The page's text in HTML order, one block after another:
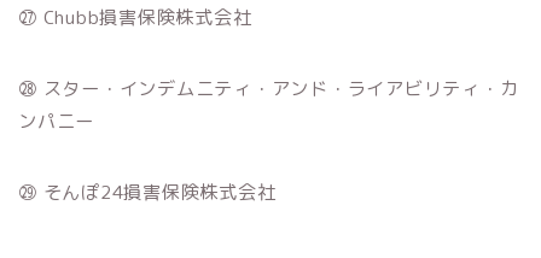
㉗ Chubb損害保険株式会社
㉘ スター・インデムニティ・アンド・ライアビリティ・カ
ンパニー
㉙ そんぽ24損害保険株式会社